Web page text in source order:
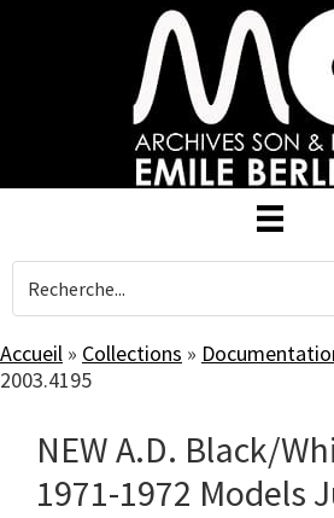
Accueil » Collections »
2003.4195
NEW A.D. Black/
1971-1972 Models